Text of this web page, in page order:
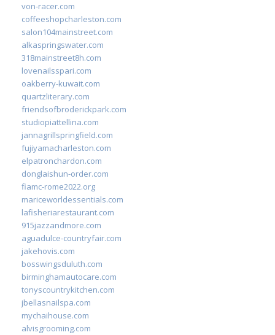
von-racer.com
coffeeshopcharleston.com
salon104mainstreet.com
alkaspringswater.com
318mainstreet8h.com
lovenailsspari.com
oakberry-kuwait.com
quartzliterary.com
friendsofbroderickpark.com
studiopiattellina.com
jannagrillspringfield.com
fujiyamacharleston.com
elpatronchardon.com
donglaishun-order.com
fiamc-rome2022.org
mariceworldessentials.com
lafisheriarestaurant.com
915jazzandmore.com
aguadulce-countryfair.com
jakehovis.com
bosswingsduluth.com
birminghamautocare.com
tonyscountrykitchen.com
jbellasnailspa.com
mychaihouse.com
alvisgrooming.com